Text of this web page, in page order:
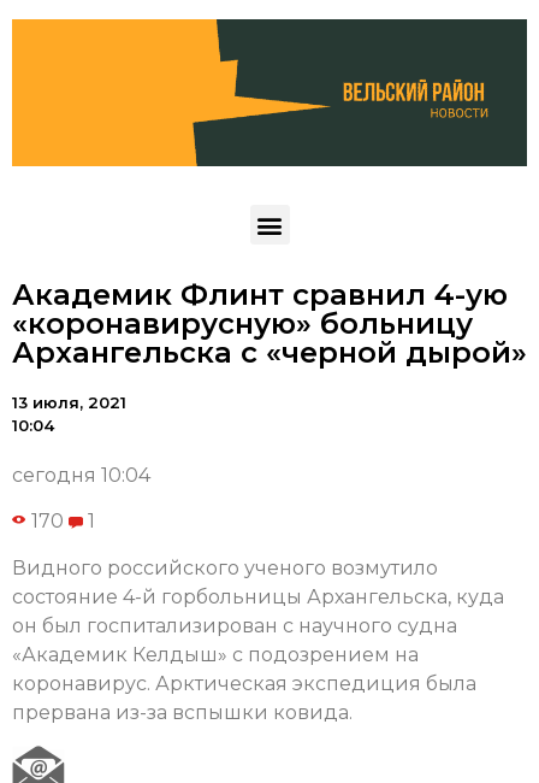
Академик Флинт сравнил 4-ую
«коронавирусную» больницу
Архангельска с «черной дырой»
13 июля, 2021
10:04
сегодня 10:04
170 1
Видного российского ученого возмутило
состояние 4-й горбольницы Архангельска, куда
он был госпитализирован с научного судна
«Академик Келдыш» с подозрением на
коронавирус. Арктическая экспедиция была
прервана из-за вспышки ковида.